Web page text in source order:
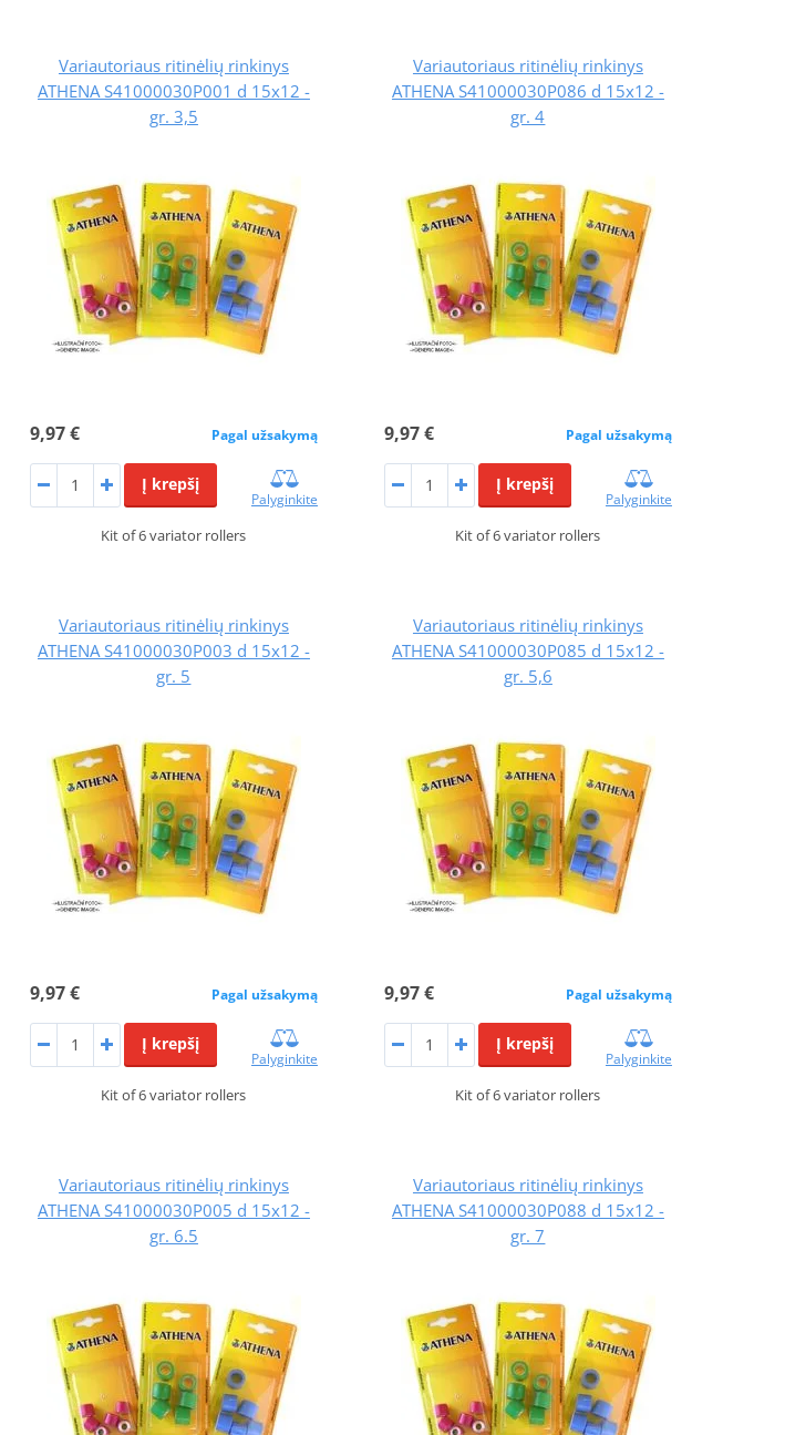
Variautoriaus ritinėlių rinkinys
ATHENA S41000030P001 d 15x12 -
gr. 3,5
9,97 € Pagal užsakymą
Į krepšį
Palyginkite
Kit of 6 variator rollers
Variautoriaus ritinėlių rinkinys
ATHENA S41000030P086 d 15x12 -
gr. 4
9,97 € Pagal užsakymą
Į krepšį
Palyginkite
Kit of 6 variator rollers
Variautoriaus ritinėlių rinkinys
ATHENA S41000030P003 d 15x12 -
gr. 5
9,97 € Pagal užsakymą
Į krepšį
Palyginkite
Kit of 6 variator rollers
Variautoriaus ritinėlių rinkinys
ATHENA S41000030P085 d 15x12 -
gr. 5,6
9,97 € Pagal užsakymą
Į krepšį
Palyginkite
Kit of 6 variator rollers
Variautoriaus ritinėlių rinkinys
ATHENA S41000030P005 d 15x12 -
gr. 6.5
Variautoriaus ritinėlių rinkinys
ATHENA S41000030P088 d 15x12 -
gr. 7